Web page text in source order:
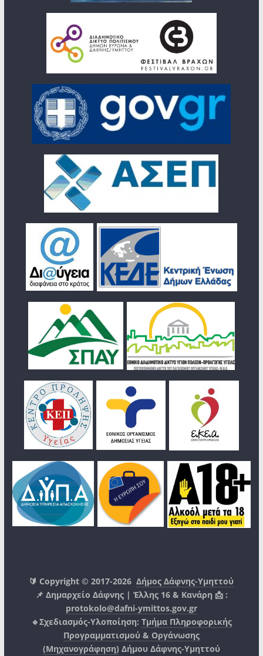
🔰 Copyright © 2017-2026Δήμος Δάφνης-Υμηττού
📌 Δημαρχείο Δάφνης | Έλλης 16 & Κανάρη 📩 :
protokolo@dafni-ymittos.gov.gr
🔹Σχεδιασμός-Υλοποίηση: Τμήμα Πληροφορικής
Προγραμματισμού & Οργάνωσης
(Μηχανογράφηση) Δήμου Δάφνης-Υμηττού